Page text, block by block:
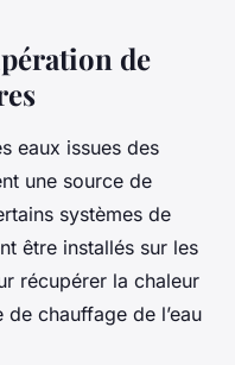
de
eaux issues des
une source de
systèmes de
être installés sur les
récupérer la chaleur
chauffage de l’eau